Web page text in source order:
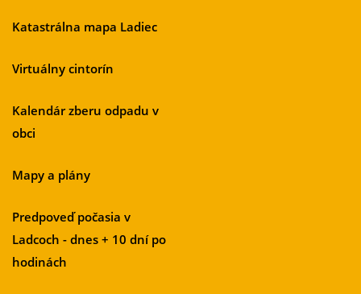
Katastrálna mapa Ladiec
Virtuálny cintorín
Kalendár zberu odpadu v
obci
Mapy a plány
Predpoveď počasia v
Ladcoch - dnes + 10 dní po
hodinách